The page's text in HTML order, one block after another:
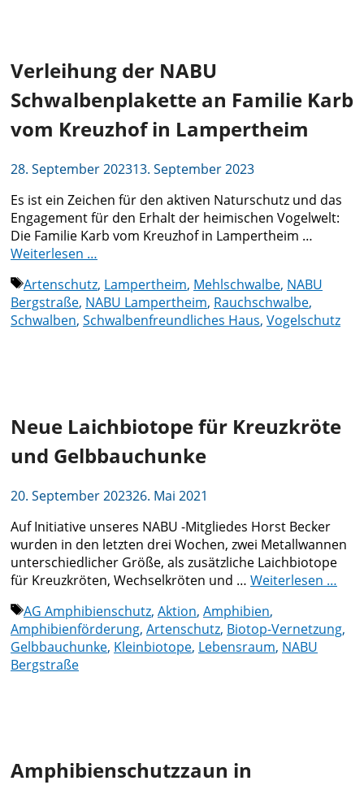
Verleihung der NABU
Schwalbenplakette an Familie Karb
vom Kreuzhof in Lampertheim
28. September 202313. September 2023
Es ist ein Zeichen für den aktiven Naturschutz und das
Engagement für den Erhalt der heimischen Vogelwelt:
Die Familie Karb vom Kreuzhof in Lampertheim …
Weiterlesen …
Schlagwörter
Artenschutz, Lampertheim, Mehlschwalbe, NABU
Bergstraße, NABU Lampertheim, Rauchschwalbe,
Schwalben, Schwalbenfreundliches Haus, Vogelschutz
Neue Laichbiotope für Kreuzkröte
und Gelbbauchunke
20. September 202326. Mai 2021
Auf Initiative unseres NABU -Mitgliedes Horst Becker
wurden in den letzten drei Wochen, zwei Metallwannen
unterschiedlicher Größe, als zusätzliche Laichbiotope
für Kreuzkröten, Wechselkröten und … Weiterlesen …
Schlagwörter
AG Amphibienschutz, Aktion, Amphibien,
Amphibienförderung, Artenschutz, Biotop-Vernetzung,
Gelbbauchunke, Kleinbiotope, Lebensraum, NABU
Bergstraße
Amphibienschutzzaun in